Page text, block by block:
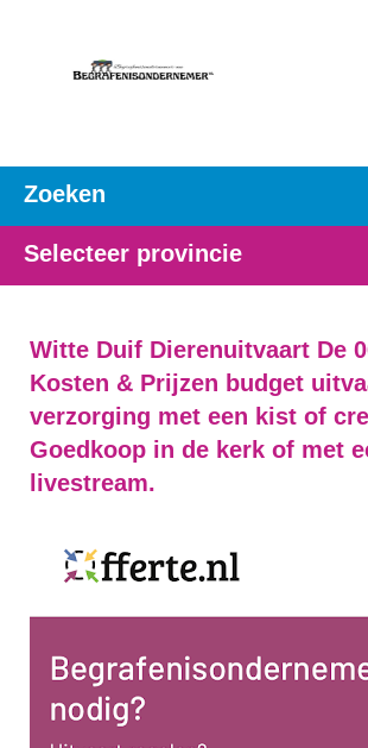
Zoeken
Selecteer provincie
Witte Duif Dierenuitvaart De
Kosten & Prijzen budget
verzorging met een kist of
Goedkoop in de kerk of met
livestream.